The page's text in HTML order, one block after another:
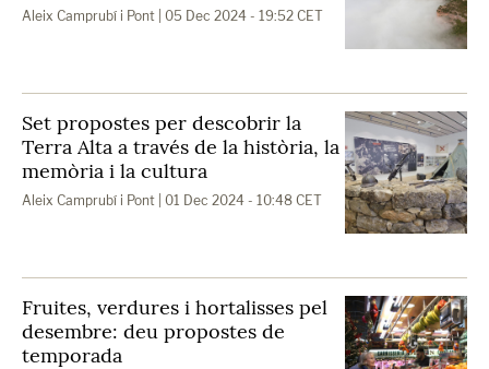
Aleix Camprubí i Pont | 05 Dec 2024 - 19:52 CET
Set propostes per descobrir la
Terra Alta a través de la història, la
memòria i la cultura
Aleix Camprubí i Pont | 01 Dec 2024 - 10:48 CET
Fruites, verdures i hortalisses pel
desembre: deu propostes de
temporada